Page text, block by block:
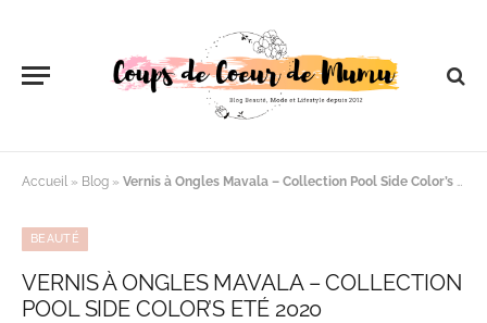
Accueil » Blog » Vernis à Ongles Mavala – Collection Pool Side Color’s Eté 2020
BEAUTÉ
VERNIS À ONGLES MAVALA – COLLECTION
POOL SIDE COLOR’S ETÉ 2020